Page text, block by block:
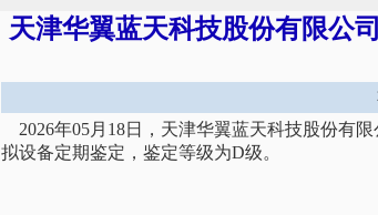
天津华翼蓝天科技股份有限公
2026年05月18日，天津华翼蓝天科技股份有
拟设备定期鉴定，鉴定等级为D级。